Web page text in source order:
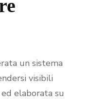
un sistema
visibili
elaborata su